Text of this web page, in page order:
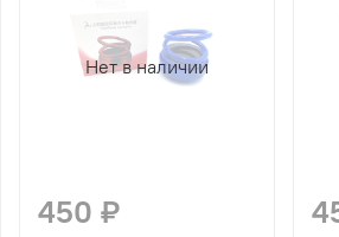
Нет в наличии
450 ₽